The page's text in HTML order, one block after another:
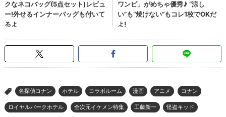
> 名探偵コナン ホテル コラボルーム 漫画 アニメ コナン
ロイヤルパークホテル 全次元イケメン特集 工藤新一 怪盗キッド